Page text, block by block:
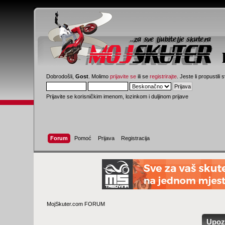
Dobrodošli,Gost . Molimoprijavite se ili seregistrirajte . Jeste li propustili
Prijavite se korisničkim imenom, lozinkom i duljinom prijave
Forum Pomoć Prijava Registracija
MojSkuter.com FORUM